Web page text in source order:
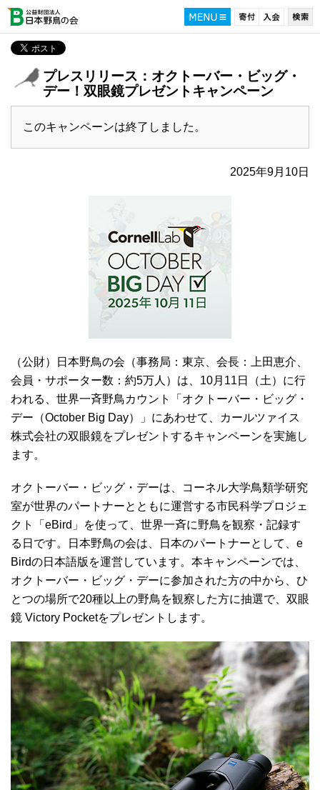
プレスリリース：オクトーバー・ビッグ・
デー！双眼鏡プレゼントキャンペーン
このキャンペーンは終了しました。
2025年9月10日
（公財）日本野鳥の会（事務局：東京、会長：上田恵介、
会員・サポーター数：約5万人）は、10月11日（土）に行
われる、世界一斉野鳥カウント「オクトーバー・ビッグ・
デー（October Big Day）」にあわせて、カールツァイス
株式会社の双眼鏡をプレゼントするキャンペーンを実施し
ます。
オクトーバー・ビッグ・デーは、コーネル大学鳥類学研究
室が世界のパートナーとともに運営する市民科学プロジェ
クト「eBird」を使って、世界一斉に野鳥を観察・記録す
る日です。日本野鳥の会は、日本のパートナーとして、e
Birdの日本語版を運営しています。本キャンペーンでは、
オクトーバー・ビッグ・デーに参加された方の中から、ひ
とつの場所で20種以上の野鳥を観察した方に抽選で、双眼
鏡 Victory Pocketをプレゼントします。